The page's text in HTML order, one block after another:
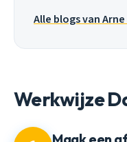
Alle blogs van
Werkwijze